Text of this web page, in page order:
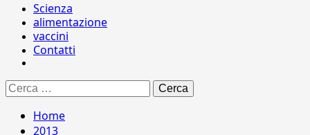
Scienza
alimentazione
vaccini
Contatti
Ricerca
per:
Home
2013